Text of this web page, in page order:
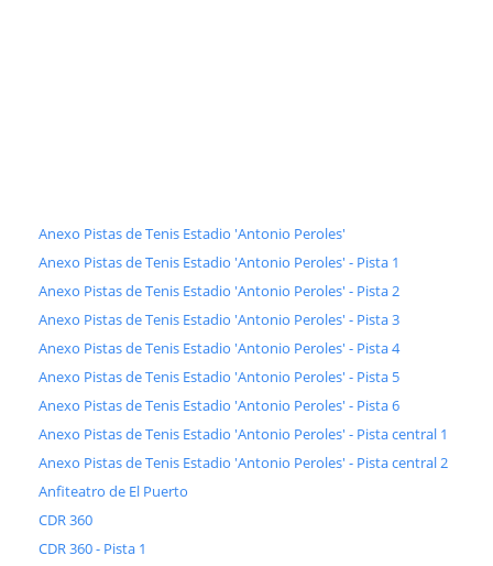
Anexo Pistas de Tenis Estadio 'Antonio Peroles'
Anexo Pistas de Tenis Estadio 'Antonio Peroles' - Pista 1
Anexo Pistas de Tenis Estadio 'Antonio Peroles' - Pista 2
Anexo Pistas de Tenis Estadio 'Antonio Peroles' - Pista 3
Anexo Pistas de Tenis Estadio 'Antonio Peroles' - Pista 4
Anexo Pistas de Tenis Estadio 'Antonio Peroles' - Pista 5
Anexo Pistas de Tenis Estadio 'Antonio Peroles' - Pista 6
Anexo Pistas de Tenis Estadio 'Antonio Peroles' - Pista central 1
Anexo Pistas de Tenis Estadio 'Antonio Peroles' - Pista central 2
Anfiteatro de El Puerto
CDR 360
CDR 360 - Pista 1